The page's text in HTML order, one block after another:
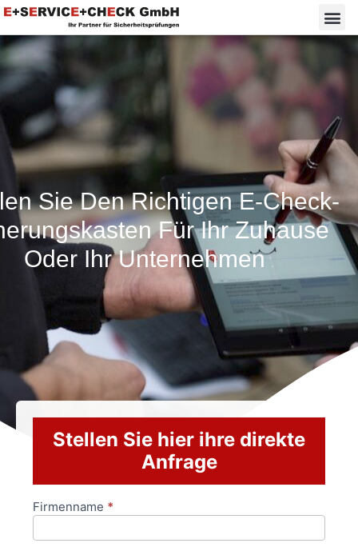
Sie Den Richtigen E-Check-
Für Ihr Zuhause
Oder Ihr Unternehmen
Stellen Sie hier ihre direkte
Anfrage
Anfrageformular
Firmenname *